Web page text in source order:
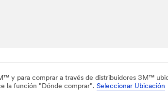
y para comprar a través de distribuidores 3M™
la función "Dónde comprar". Seleccionar Ubicación